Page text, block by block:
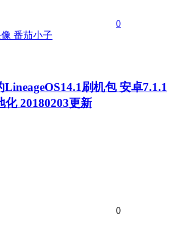
0
番茄小子
LineageOS14.1刷机包 安卓7.1.1
化 20180203更新
0